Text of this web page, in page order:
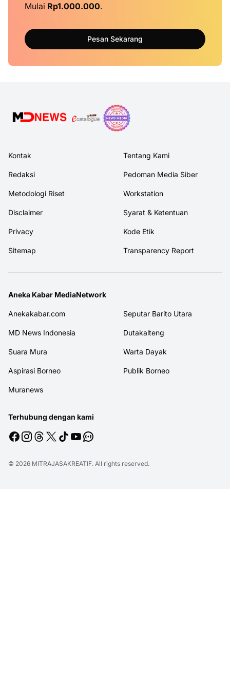
Mulai Rp1.000.000.
Pesan Sekarang
Kontak Tentang Kami
Redaksi Pedoman Media Siber
Metodologi Riset Workstation
Disclaimer Syarat & Ketentuan
Privacy Kode Etik
Sitemap Transparency Report
Aneka Kabar MediaNetwork
Anekakabar.com Seputar Barito Utara
MD News Indonesia Dutakalteng
Suara Mura Warta Dayak
Aspirasi Borneo Publik Borneo
Muranews
Terhubung dengan kami
© 2026 MITRAJASAKREATIF. All rights reserved.